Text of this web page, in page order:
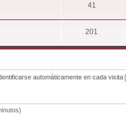
41
201
automáticamente en cada visita